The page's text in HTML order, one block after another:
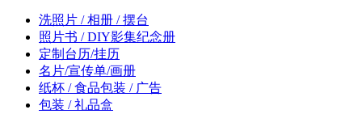
洗照片 / 相册 / 摆台
照片书 / DIY影集纪念册
定制台历/挂历
名片/宣传单/画册
纸杯 / 食品包装 / 广告
包装 / 礼品盒